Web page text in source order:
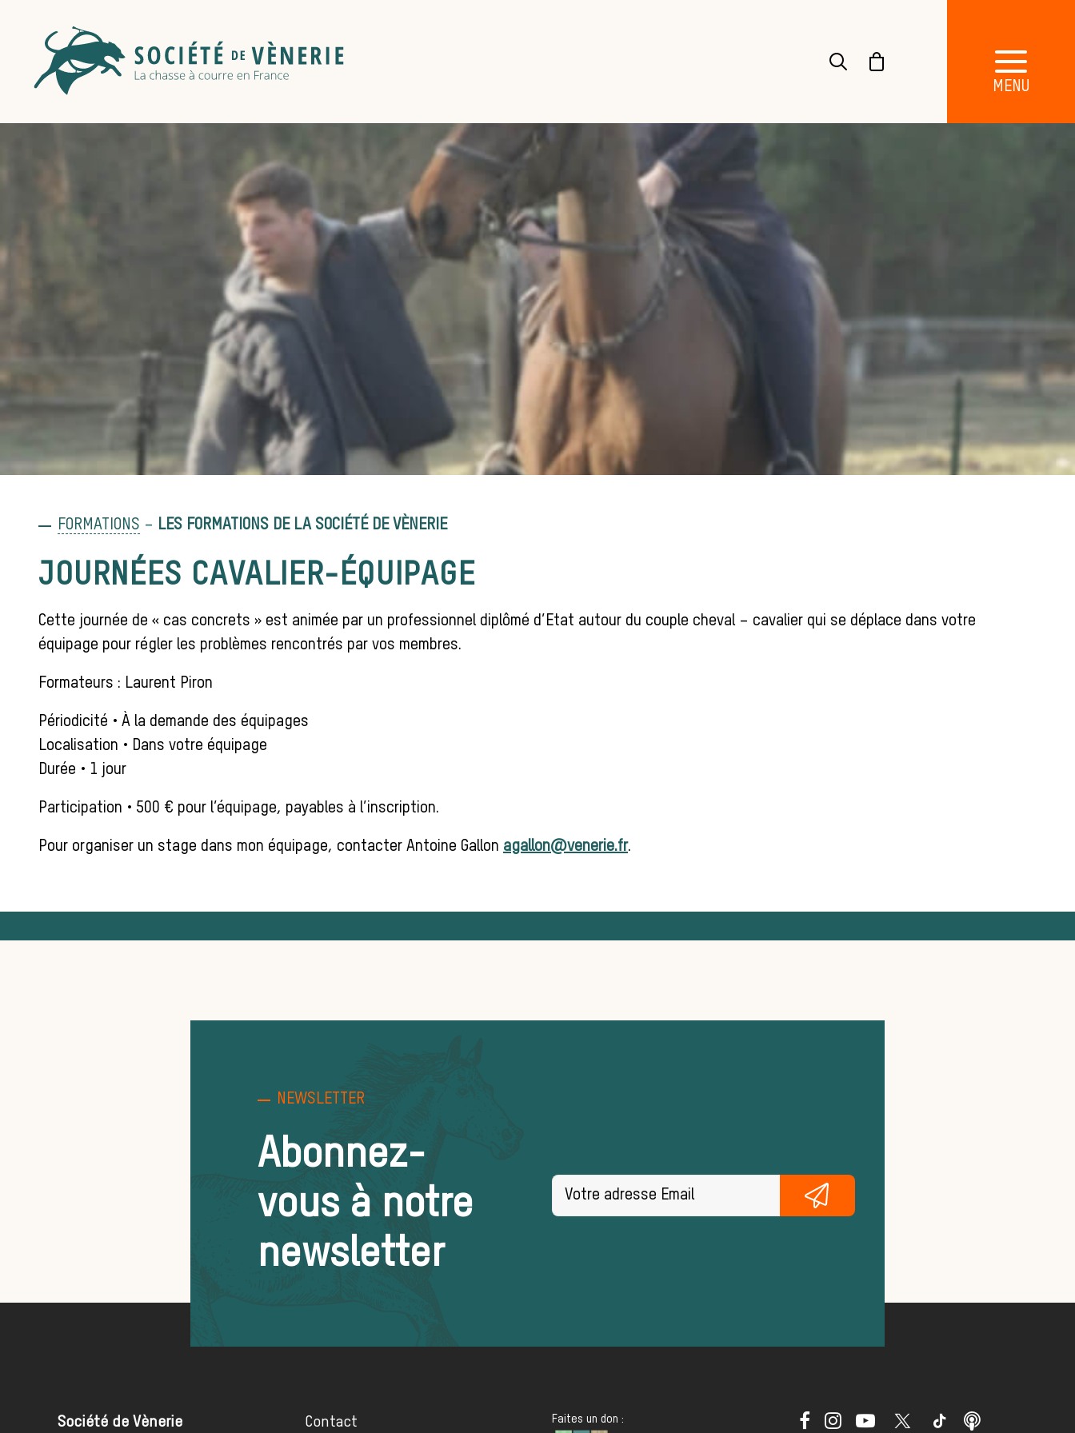
FORMATIONS – LES FORMATIONS DE LA SOCIÉTÉ DE VÈNERIE
JOURNÉES CAVALIER-ÉQUIPAGE
Cette journée de « cas concrets » est animée par un professionnel diplômé d’Etat autour du couple cheval – cavalier qui se déplace dans votre
équipage pour régler les problèmes rencontrés par vos membres.
Formateurs : Laurent Piron
Périodicité • À la demande des équipages
Localisation • Dans votre équipage
Durée • 1 jour
Participation • 500 € pour l’équipage, payables à l’inscription.
Pour organiser un stage dans mon équipage, contacter Antoine Gallon agallon@venerie.fr.
NEWSLETTER
Abonnez-
vous à notre
newsletter
Société de Vènerie Contact Faites un don :